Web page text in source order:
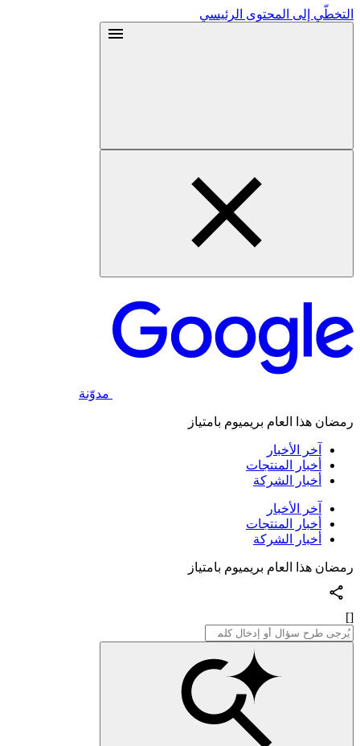
التخطّي إلى المحتوى الرئيسي
مدوّنة
رمضان هذا العام بريميوم بامتياز
آخر الأخبار
أخبار المنتجات
أخبار الشركة
آخر الأخبار
أخبار المنتجات
أخبار الشركة
رمضان هذا العام بريميوم بامتياز
[]